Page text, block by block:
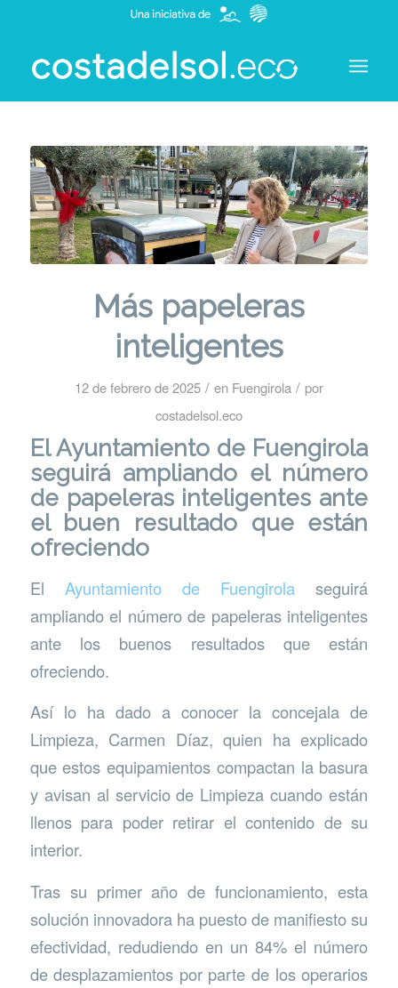
Más papeleras
inteligentes
12 de febrero de 2025 / en Fuengirola / por
costadelsol.eco
El Ayuntamiento de Fuengirola
seguirá ampliando el número
de papeleras inteligentes ante
el buen resultado que están
ofreciendo
El Ayuntamiento de Fuengirola seguirá
ampliando el número de papeleras inteligentes
ante los buenos resultados que están
ofreciendo.
Así lo ha dado a conocer la concejala de
Limpieza, Carmen Díaz, quien ha explicado
que estos equipamientos compactan la basura
y avisan al servicio de Limpieza cuando están
llenos para poder retirar el contenido de su
interior.
Tras su primer año de funcionamiento, esta
solución innovadora ha puesto de manifiesto su
efectividad, redudiendo en un 84% el número
de desplazamientos por parte de los operarios